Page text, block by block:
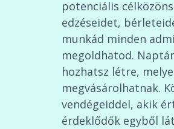
potenciális
edzéseidet,
munkád minden
megoldhatod.
hozhatsz létre,
megvásárolhatnak.
vendégeiddel, akik
érdeklődők egyből